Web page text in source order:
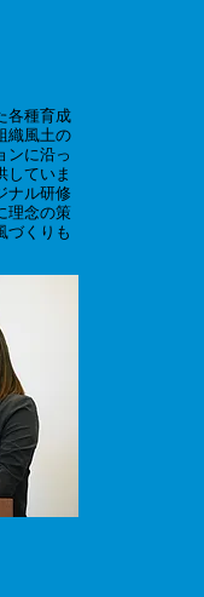
各種育成
織風土の
ンに沿っ
していま
ナル研修
理念の策
づくりも